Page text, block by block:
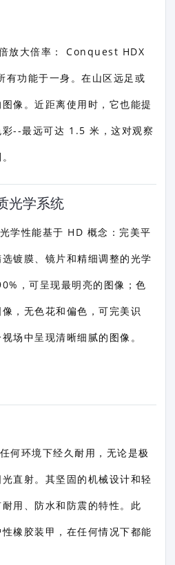
放大倍率： Conquest HDX
功能于一身。在山区远足或
像。近距离使用时，它也能提
--最远可达 1.5 米，这对观察
光学系统
学性能基于 HD 概念：完美平
镀膜、镜片和精细调整的光学
，可呈现最明亮的图像；色
，无色花和偏色，可完美识
场中呈现清晰细腻的图像。
何环境下经久耐用，无论是极
直射。其坚固的机械设计和轻
用、防水和防震的特性。此
橡胶装甲，在任何情况下都能